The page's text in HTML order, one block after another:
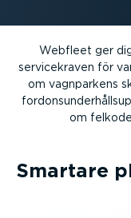
Webfleet ger
servicekraven för
om vagnparkens
om
Smartare